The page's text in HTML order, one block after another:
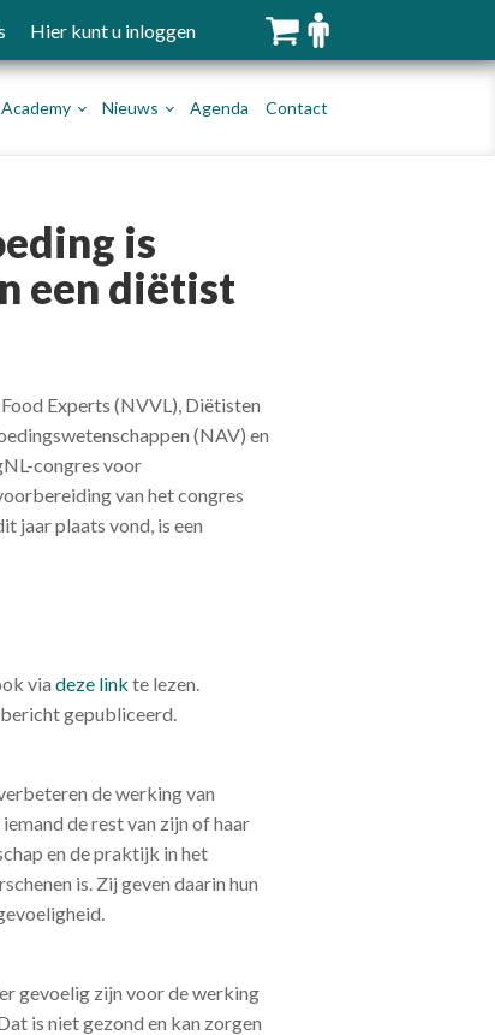
Hier kunt u inloggen
Nieuws Agenda Contact
is
een diëtist
Experts (NVVL), Diëtisten
(NAV) en
congres voor
van het congres
jaar plaats vond, is een
via deze link te lezen.
gepubliceerd.
de werking van
de rest van zijn of haar
en de praktijk in het
is. Zij geven daarin hun
gevoelig zijn voor de werking
is niet gezond en kan zorgen